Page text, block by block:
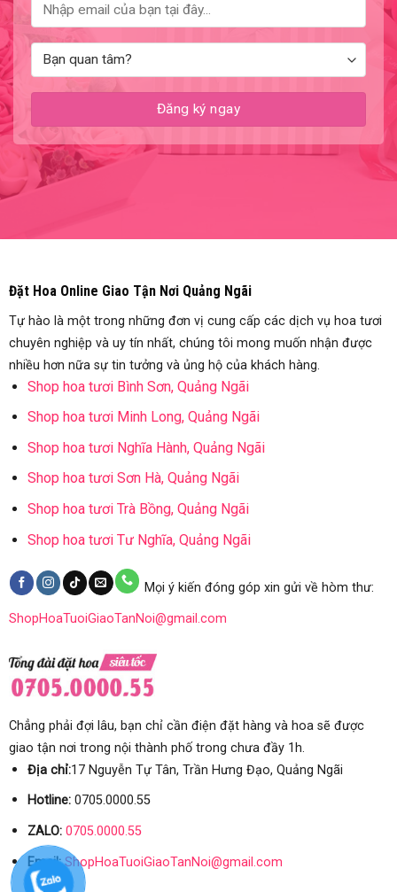
Đặt Hoa Online Giao Tận Nơi Quảng Ngãi
Tự hào là một trong những đơn vị cung cấp các dịch vụ hoa tươi
chuyên nghiệp và uy tín nhất, chúng tôi mong muốn nhận được
nhiều hơn nữa sự tin tưởng và ủng hộ của khách hàng.
Shop hoa tươi Bình Sơn, Quảng Ngãi
Shop hoa tươi Minh Long, Quảng Ngãi
Shop hoa tươi Nghĩa Hành, Quảng Ngãi
Shop hoa tươi Sơn Hà, Quảng Ngãi
Shop hoa tươi Trà Bồng, Quảng Ngãi
Shop hoa tươi Tư Nghĩa, Quảng Ngãi
Mọi ý kiến đóng góp xin gửi về hòm thư:
ShopHoaTuoiGiaoTanNoi@gmail.com
Chẳng phải đợi lâu, bạn chỉ cần điện đặt hàng và hoa sẽ được
giao tận nơi trong nội thành phố trong chưa đầy 1h.
Địa chỉ:17 Nguyễn Tự Tân, Trần Hưng Đạo, Quảng Ngãi
Hotline:0705.0000.55
ZALO: 0705.0000.55
Email: ShopHoaTuoiGiaoTanNoi@gmail.com